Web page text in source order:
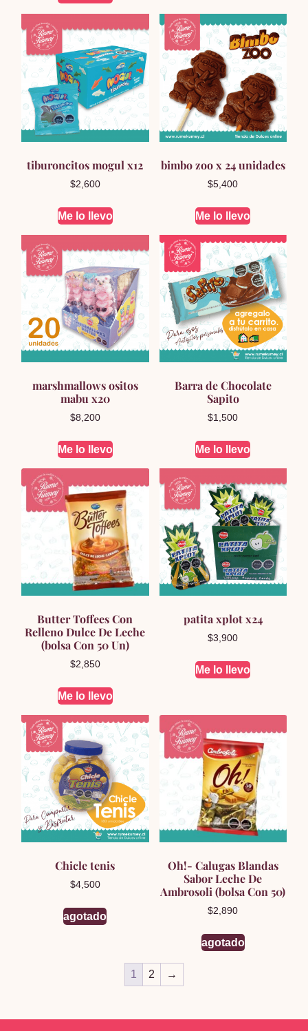
era:
tiburoncitos mogul x12
$2,600
Me lo llevo
bimbo zoo x 24 unidades
$5,400
Me lo llevo
marshmallows ositos
mabu x20
$8,200
Me lo llevo
Barra de Chocolate
Sapito
$1,500
Me lo llevo
Butter Toffees Con
Relleno Dulce De Leche
(bolsa Con 50 Un)
$2,850
Me lo llevo
patita xplot x24
$3,900
Me lo llevo
Chicle tenis
$4,500
agotado
Oh!- Calugas Blandas
Sabor Leche De
Ambrosoli (bolsa Con 50)
$2,890
agotado
1 2 →